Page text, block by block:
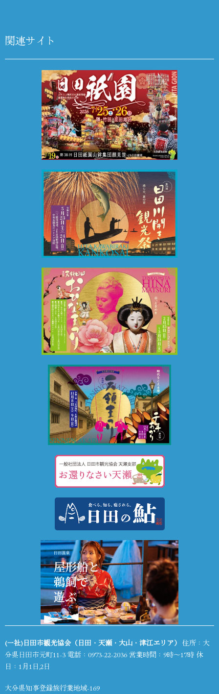
関連サイト
(一社)日田市観光協会（日田・天瀬・大山・津江エリア） 住所：大
分県日田市元町11-3 電話： 0973-22-2036 営業時間：9時～17時 休
日：1月1日,2日
大分県知事登録旅行業地域-169